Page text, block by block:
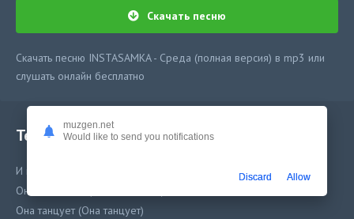
Скачать песню
Скачать песню INSTASAMKA - Среда (полная версия) в mp3 или
слушать онлайн бесплатно
Текст песни
И мы не помним (И мы не помним)
Она не боится (Она не боится)
Она танцует (Она танцует)
muzgen.net
Would like to send you notifications
Discard Allow